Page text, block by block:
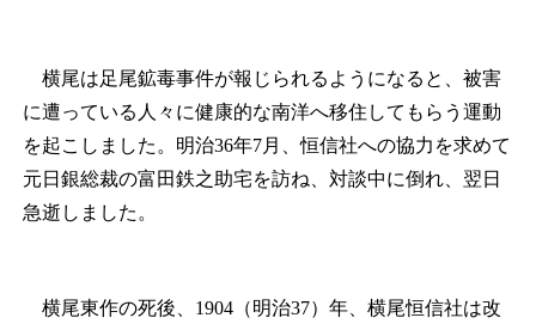
横尾は足尾鉱毒事件が報じられるようになると、被害
に遭っている人々に健康的な南洋へ移住してもらう運動
を起こしました。明治36年7月、恒信社への協力を求めて
元日銀総裁の富田鉄之助宅を訪ね、対談中に倒れ、翌日
急逝しました。
横尾東作の死後、1904（明治37）年、横尾恒信社は改